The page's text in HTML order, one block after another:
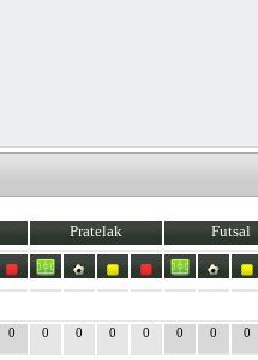
Pratelak Futsal
0 0 0 0 0 0 0 0